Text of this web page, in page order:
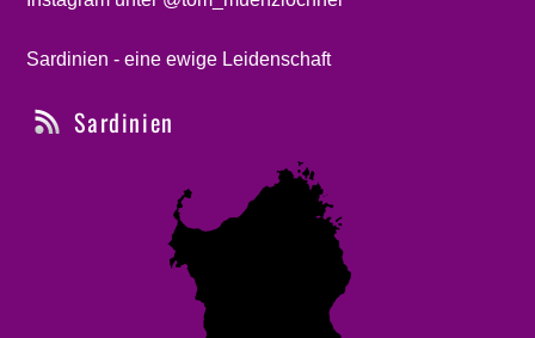
Sardinien - eine ewige Leidenschaft
Sardinien